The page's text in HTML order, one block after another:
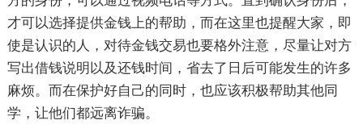
才可以选择提供金钱上的帮助，而在这里也提醒大家，即
使是认识的人，对待金钱交易也要格外注意，尽量让对方
写出借钱说明以及还钱时间，省去了日后可能发生的许多
麻烦。而在保护好自己的同时，也应该积极帮助其他同
学，让他们都远离诈骗。